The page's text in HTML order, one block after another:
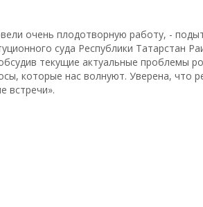
очень плодотворную работу, -
суда Республики Татарстан
текущие актуальные проблемы
которые нас волнуют. Уверена, что
встречи».